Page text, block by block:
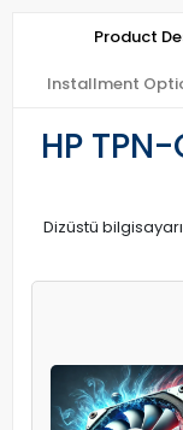
Product
Installment
HP
Dizüstü